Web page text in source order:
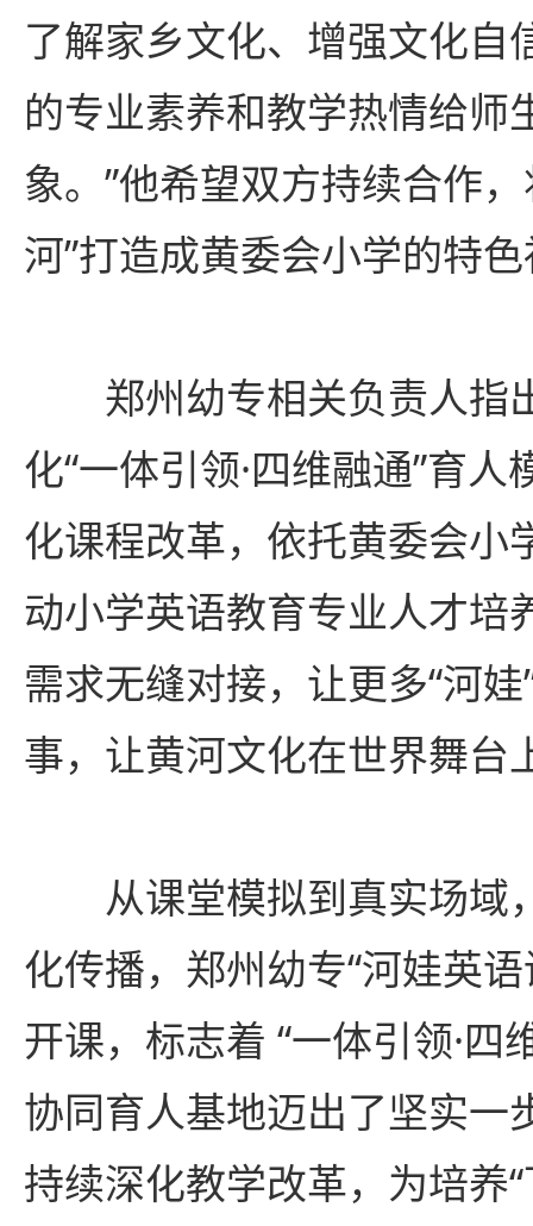
了解家乡文化、增强文化自
的专业素养和教学热情给师
象。”他希望双方持续合作
河”打造成黄委会小学的特
郑州幼专相关负责人指
化“一体引领·四维融通”育人
化课程改革，依托黄委会小
动小学英语教育专业人才培
需求无缝对接，让更多“河
事，让黄河文化在世界舞台
从课堂模拟到真实场域
化传播，郑州幼专“河娃英
开课，标志着 “一体引领·四
协同育人基地迈出了坚实一
持续深化教学改革，为培养